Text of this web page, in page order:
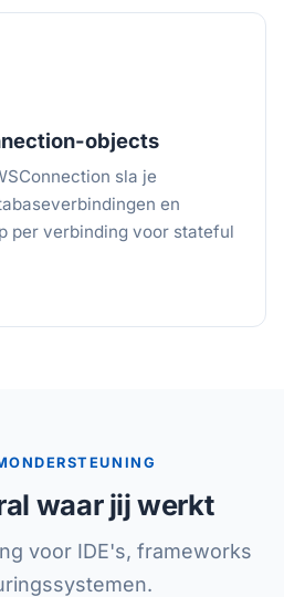
objects
sla je
en
per verbinding voor stateful
waar jij werkt
voor IDE's, frameworks